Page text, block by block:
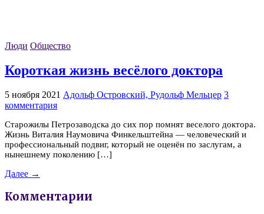
Люди Общество
Короткая жизнь весёлого доктора
5 ноября 2021 Адольф Островский, Рудольф Мельцер 3
комментария
Старожилы Петрозаводска до сих пор помнят веселого доктора.
Жизнь Виталия Наумовича Финкельштейна — человеческий и
профессиональный подвиг, который не оценён по заслугам, а
нынешнему поколению […]
Далее →
Комментарии